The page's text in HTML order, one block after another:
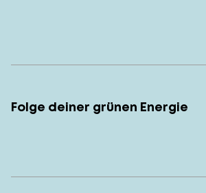
Folge deiner grünen Energie